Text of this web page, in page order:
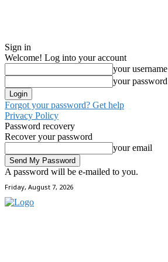
Sign in
Welcome! Log into your account
your username
your password
Forgot your password? Get help
Privacy Policy
Password recovery
Recover your password
your email
A password will be e-mailed to you.
Friday, August 7, 2026